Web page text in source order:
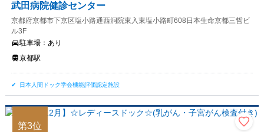
武田病院健診センター
京都府京都市下京区塩小路通西洞院東入東塩小路町608日本生命京都三哲ビ
ル3F
駐車場： あり
京都駅
日本人間ドック学会機能評価認定施設
第3位